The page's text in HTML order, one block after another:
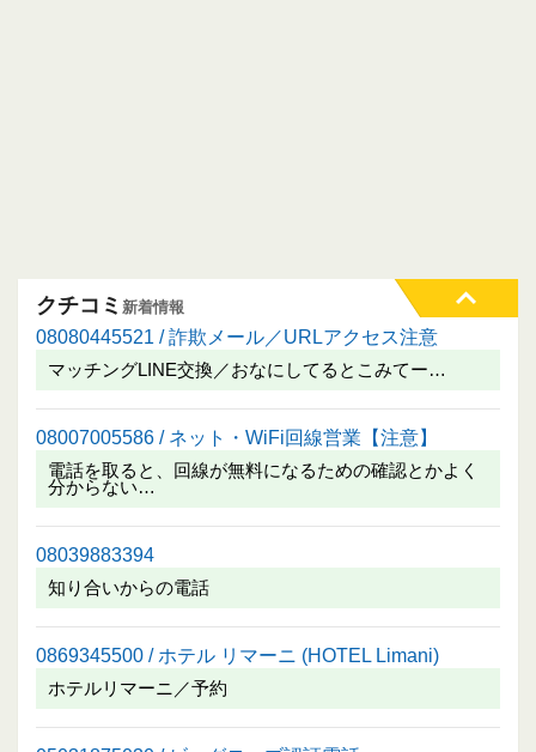
クチコミ 新着情報
08080445521 / 詐欺メール／URLアクセス注意
マッチングLINE交換／おなにしてるとこみてー…
08007005586 / ネット・WiFi回線営業【注意】
電話を取ると、回線が無料になるための確認とかよく
分からない…
08039883394
知り合いからの電話
0869345500 / ホテル リマーニ (HOTEL Limani)
ホテルリマーニ／予約